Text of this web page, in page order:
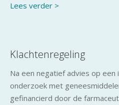
Lees verder >
Klachtenregeling
Na een negatief advies op een
onderzoek met
gefinancierd door de